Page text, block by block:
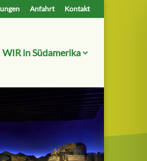
Anfahrt Kontakt
WIR in Südamerika